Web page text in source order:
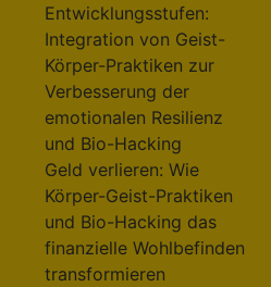
Entwicklungsstufen:
Integration von Geist-
Körper-Praktiken zur
Verbesserung der
emotionalen Resilienz
und Bio-Hacking
Geld verlieren: Wie
Körper-Geist-Praktiken
und Bio-Hacking das
finanzielle Wohlbefinden
transformieren